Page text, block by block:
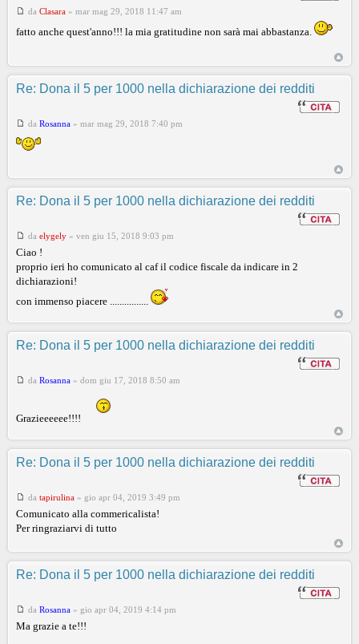
da Clasara » mar mag 29, 2018 11:47 am
fatto anche quest'anno!!! la mia gratitudine non sarà mai abbastanza.
Re: Dona il 5 per 1000 nella dichiarazione dei redditi
da Rosanna » mar mag 29, 2018 7:40 pm
Re: Dona il 5 per 1000 nella dichiarazione dei redditi
da elygely » ven giu 15, 2018 9:03 pm
Ciao !
proprio ieri ho comunicato al caf il codice fiscale da indicare in 2
dichiarazioni!
con immenso piacere ................
Re: Dona il 5 per 1000 nella dichiarazione dei redditi
da Rosanna » dom giu 17, 2018 8:50 am
Grazieeeeee!!!!
Re: Dona il 5 per 1000 nella dichiarazione dei redditi
da tapirulina » gio apr 04, 2019 3:49 pm
Comunicato alla commericalista!
Per ringraziarvi di tutto
Re: Dona il 5 per 1000 nella dichiarazione dei redditi
da Rosanna » gio apr 04, 2019 4:14 pm
Ma grazie a te!!!